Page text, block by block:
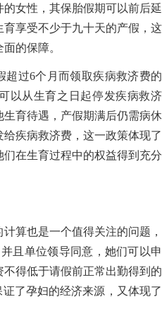
女性，其保胎假期可以前后延
享受不少于九十天的产假，这
的保障。
超过6个月而领取疾病救济费的
以从生育之日起停发疾病救济
育待遇，产假期满后仍需病休
疾病救济费，这一政策体现了
在生育过程中的权益得到充分
算也是一个值得关注的问题，
且单位领导同意，她们可以申
得低于请假前正常出勤得到的
了孕妇的经济来源，又体现了